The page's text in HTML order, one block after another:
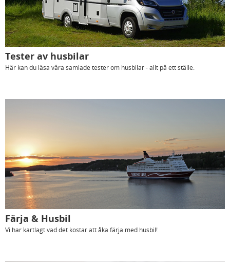
Tester av husbilar
Här kan du läsa våra samlade tester om husbilar - allt på ett ställe.
Färja & Husbil
Vi har kartlagt vad det kostar att åka färja med husbil!